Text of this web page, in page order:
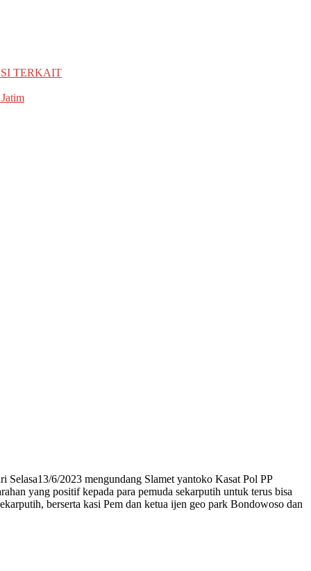
TERKAIT
Selasa13/6/2023 mengundang Slamet yantoko Kasat Pol PP
yang positif kepada para pemuda sekarputih untuk terus bisa
berserta kasi Pem dan ketua ijen geo park Bondowoso dan